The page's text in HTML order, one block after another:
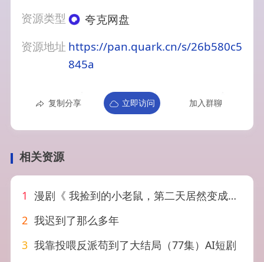
资源类型
夸克网盘
资源地址 https://pan.quark.cn/s/26b580c5
845a
复制分享 立即访问 加入群聊
相关资源
1 漫剧《 我捡到的小老鼠，第二天居然变成了可爱女孩&我捡到的小老鼠第二天居然变成了可爱女孩（13集）漫剧
2 我迟到了那么多年
3 我靠投喂反派苟到了大结局（77集）AI短剧